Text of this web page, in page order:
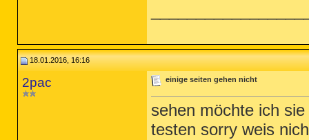
18.01.2016, 16:16
2pac einige seiten gehen nicht
sehen möchte ich
testen sorry weis